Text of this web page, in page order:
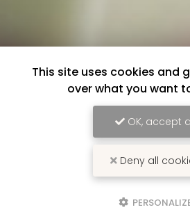
This site uses cookies and
over what you want
OK, accept
Deny all